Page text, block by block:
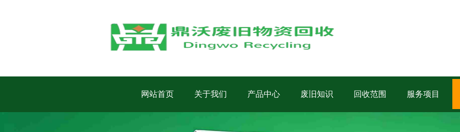
网站首页 关于我们 产品中心 废旧知识 回收范围 服务项目